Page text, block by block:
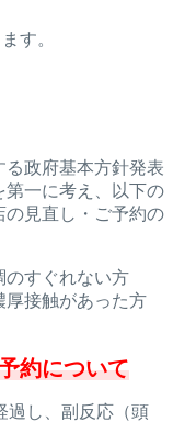
す。
政府基本方針発表
第一に考え、以下の
の見直し・ご予約の
のすぐれない方
厚接触があった方
約について
過し、副反応（頭